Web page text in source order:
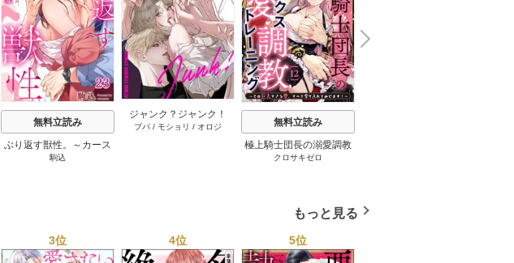
無料立読み
ぶり返す獣性。～カース
ト上位な男の、10年越し
駒込
ジャンク？ジャンク！
【タテヨミ】 34巻
プパ / モショリ / オロジ
無料立読み
極上騎士団長の溺愛調教
～その巨大すぎる愛、す
クロサキゼロ
N
e
x
t
もっと見る
3位 4位 5位